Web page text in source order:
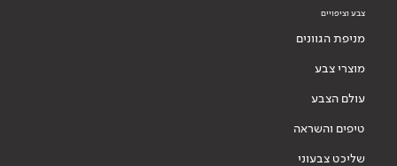
צבע וציפויים
מניפת הגוונים
מוצרי צבע
עולם הצבע
טיפים והשראה
שליכט צבעוני